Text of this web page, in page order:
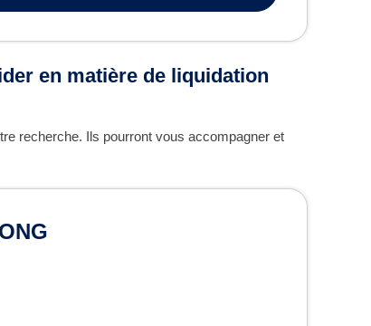
en matière de liquidation
recherche. Ils pourront vous accompagner et